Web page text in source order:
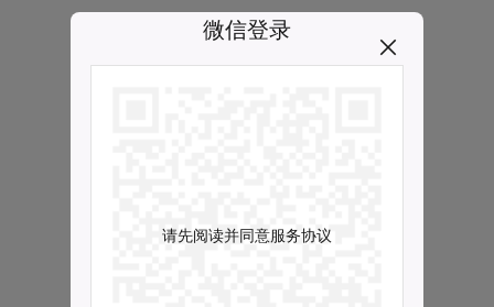
微信登录
请先阅读并同意服务协议